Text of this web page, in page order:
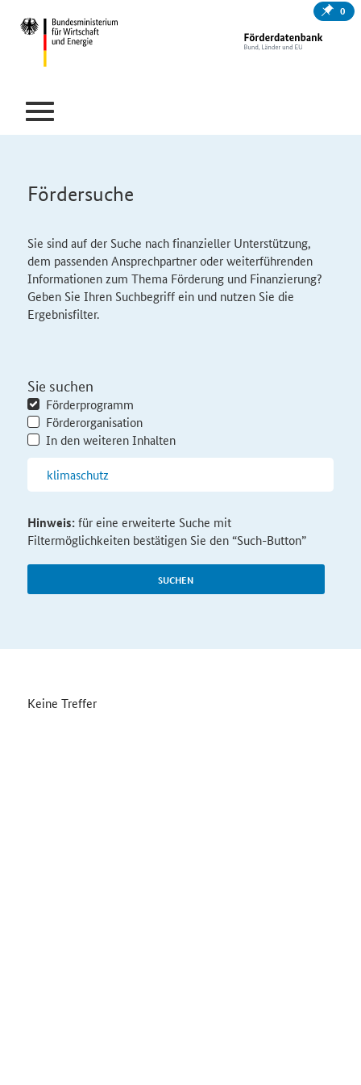
0
Fördersuche
Sie sind auf der Suche nach finanzieller Unterstützung,
dem passenden Ansprechpartner oder weiterführenden
Informationen zum Thema Förderung und Finanzierung?
Geben Sie Ihren Suchbegriff ein und nutzen Sie die
Ergebnisfilter.
Sie suchen
Förderprogramm
Förderorganisation
In den weiteren Inhalten
SUCHEN
Hinweis:für eine erweiterte Suche mit
Filtermöglichkeiten bestätigen Sie den “Such-Button”
Keine Treffer